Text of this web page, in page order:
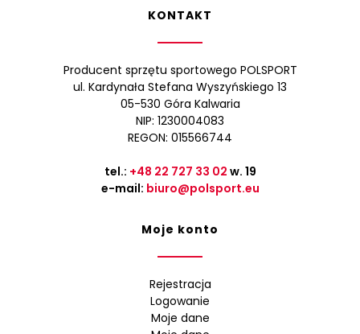
KONTAKT
Producent sprzętu sportowego POLSPORT
ul. Kardynała Stefana Wyszyńskiego 13
05-530 Góra Kalwaria
NIP: 1230004083
REGON: 015566744
tel.: +48 22 727 33 02 w. 19
e-mail: biuro@polsport.eu
Moje konto
Rejestracja
Logowanie
Moje dane